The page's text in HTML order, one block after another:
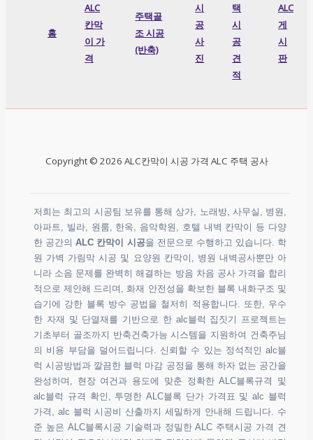
홈
ALC
칸막
이 가
격
주택골
조 시공
(반축)
시
공
사
진
택
시
공
견
적
ALC
게
시
판
Copyright © 2026 ALC칸막이 시공 가격 ALC 주택 공사
저희는 최고의 시공팀 보유를 통해 상가, 노래방, 사무실, 병원,
아파트, 빌라, 원룸, 한옥, 음악학원, 호텔 내벽 칸막이 등 다양
한 공간의ALC 칸막이 시공을 전문으로 수행하고 있습니다. 학
원 가벽 가림막 시공 및 요양원 칸막이, 병원 내벽공사뿐만 아
니라 소음 문제를 완벽히 해결하는 방음 차음 공사 가격을 합리
적으로 제안해 드리며, 화재 안전성을 확보한 블록 내화구조 및
습기에 강한 블록 방수 공법을 철저히 적용합니다. 또한, 우수
한 자재 및 단열재를 기반으로 한 alc블럭 집짓기 프로젝트는
기초부터 골조까지 반축건축가능 시스템을 지원하여 건축주님
의 비용 부담을 덜어드립니다. 신뢰할 수 있는 정석적인 alc블
럭 시공방법과 깔끔한 블럭 마감 공정을 통해 하자 없는 공간을
완성하며, 현장 여건과 용도에 맞춘 정확한 ALC블록규격 및
alc블럭 규격 확인, 투명한 ALC블록 단가 가격표 및 alc 블럭
가격, alc 블럭 시공비 산출까지 세밀하게 안내해 드립니다. 수
준 높은 ALC블록시공 기술력과 정밀한 ALC 주택시공 가격 견